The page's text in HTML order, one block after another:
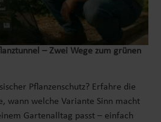
– Zwei Wege zum grünen
Pflanzenschutz? Erfahre die
wann welche Variante Sinn macht
Gartenalltag passt – einfach